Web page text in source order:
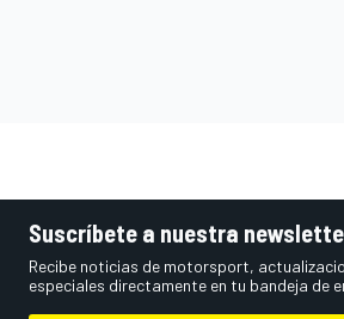
Suscríbete a nuestra
Recibe noticias de motorsport,
especiales directamente en tu bandeja de